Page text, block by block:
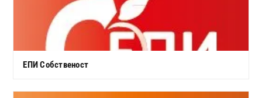
ЕПИ Собственост